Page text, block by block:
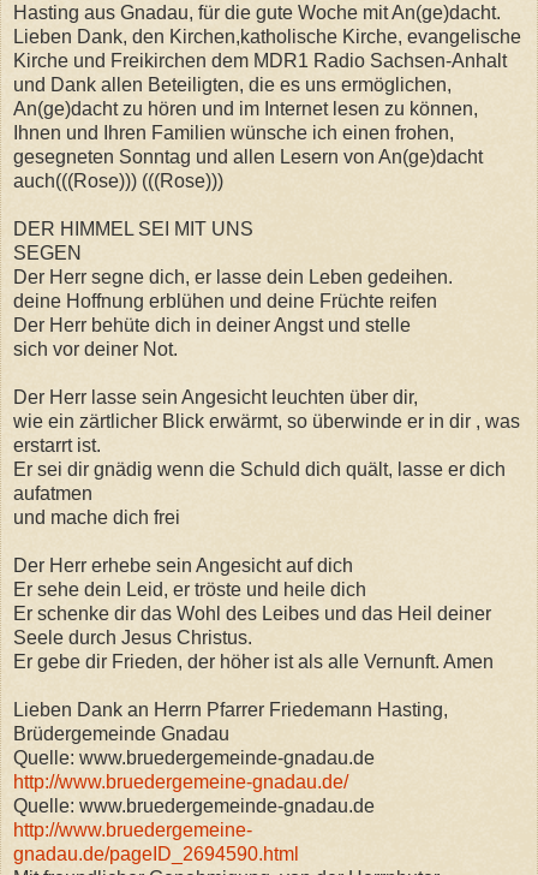
Hasting aus Gnadau, für die gute Woche mit An(ge)dacht.
Lieben Dank, den Kirchen,katholische Kirche, evangelische
Kirche und Freikirchen dem MDR1 Radio Sachsen-Anhalt
und Dank allen Beteiligten, die es uns ermöglichen,
An(ge)dacht zu hören und im Internet lesen zu können,
Ihnen und Ihren Familien wünsche ich einen frohen,
gesegneten Sonntag und allen Lesern von An(ge)dacht
auch(((Rose))) (((Rose)))
DER HIMMEL SEI MIT UNS
SEGEN
Der Herr segne dich, er lasse dein Leben gedeihen.
deine Hoffnung erblühen und deine Früchte reifen
Der Herr behüte dich in deiner Angst und stelle
sich vor deiner Not.
Der Herr lasse sein Angesicht leuchten über dir,
wie ein zärtlicher Blick erwärmt, so überwinde er in dir , was
erstarrt ist.
Er sei dir gnädig wenn die Schuld dich quält, lasse er dich
aufatmen
und mache dich frei
Der Herr erhebe sein Angesicht auf dich
Er sehe dein Leid, er tröste und heile dich
Er schenke dir das Wohl des Leibes und das Heil deiner
Seele durch Jesus Christus.
Er gebe dir Frieden, der höher ist als alle Vernunft. Amen
Lieben Dank an Herrn Pfarrer Friedemann Hasting,
Brüdergemeinde Gnadau
Quelle: www.bruedergemeinde-gnadau.de
http://www.bruedergemeine-gnadau.de/
Quelle: www.bruedergemeinde-gnadau.de
http://www.bruedergemeine-
gnadau.de/pageID_2694590.html